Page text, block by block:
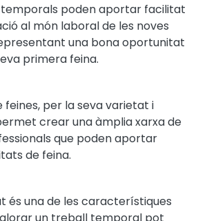
poden aportar facilitat
al món laboral de les noves
una bona oportunitat
primera feina.
feines, per la seva varietat i
crear una àmplia xarxa de
que poden aportar
de feina.
és una de les característiques
un treball temporal pot